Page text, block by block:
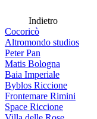
Indietro
Cocoricò
Altromondo studios
Peter Pan
Matis Bologna
Baia Imperiale
Byblos Riccione
Frontemare Rimini
Space Riccione